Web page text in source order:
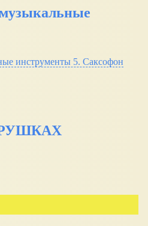
инструменты 5. Саксофон